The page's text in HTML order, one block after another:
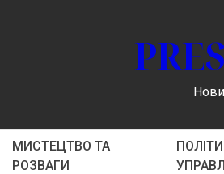
МИСТЕЦТВО ТА
РОЗВАГИ